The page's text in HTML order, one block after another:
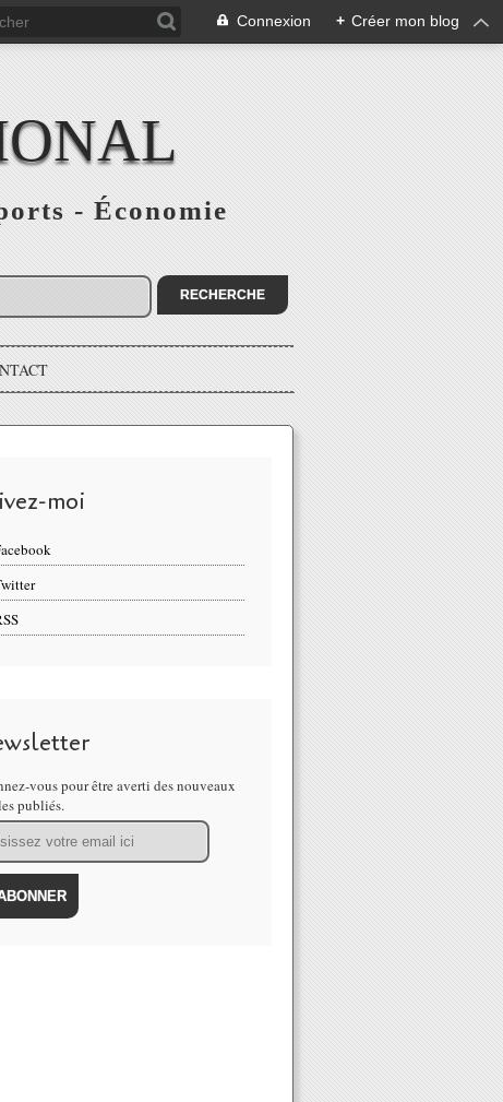
Connexion + Créer mon blog
- Économie
moi
vous pour être averti des nouveaux
publiés.